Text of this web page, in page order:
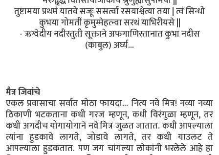
तुष्टामया प्रथमं यातवे सजूः ससर्त्वा रसयाश्वेत्या तया | त्वं सिन्धो
कुभया गोमतीं कृमुम्मेहत्न्वा सरथं याभिरीयसे ||
- ऋग्वेदीय नदीस्तुती सूक्ताने अफगाणिस्तानात कुभा नदीस
(काबुल) अर्घ्य...
मैत्र जिवांचे
एकल प्रवासाचा सर्वात मोठा फायदा... नित्य नवे मित्र! नव्या नव्या
ठिकाणी भटकताना कधी गरज म्हणून, कधी विरंगुळा म्हणून, तर
कधी अगदीच योगायोगाने नवे मित्र जुळत जातात. कधी आपल्याला
त्यांना हुडकावे लागते, जोडावे लागते, तर कधी याउलट ते
आपल्याला हुडकतात. पण जग चांगल्या लोकांनी भरलेले आहे हा